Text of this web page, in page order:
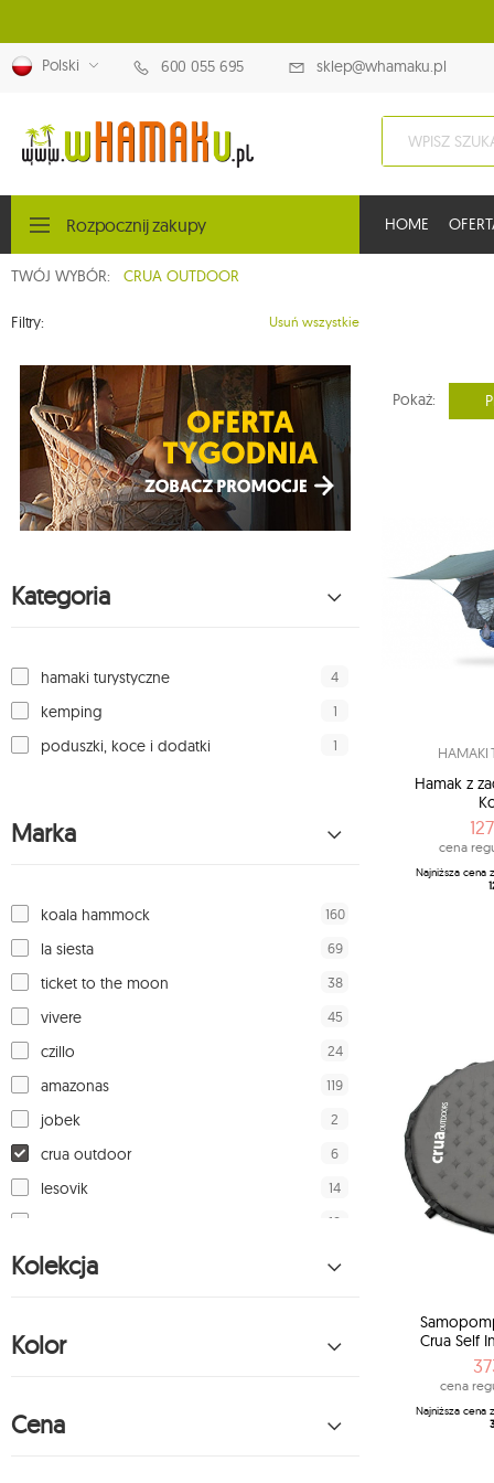
Polski 600 055 695 sklep@whamaku.pl
Rozpocznij zakupy HOME
TWÓJ WYBÓR: CRUA OUTDOOR
Filtry: Usuń wszystkie
Kategoria
hamaki turystyczne 4
kemping 1
poduszki, koce i dodatki 1
Marka
koala hammock 160
la siesta 69
ticket to the moon 38
vivere 45
czillo 24
amazonas 119
jobek 2
crua outdoor 6
lesovik 14
18
jagram
spokey
macramas 17
Kolekcja
Kolor
Cena
Pokaż:
HAMAKI
Hamak z
cena
Najniższa cena
Crua Self
cena
Najniższa cena